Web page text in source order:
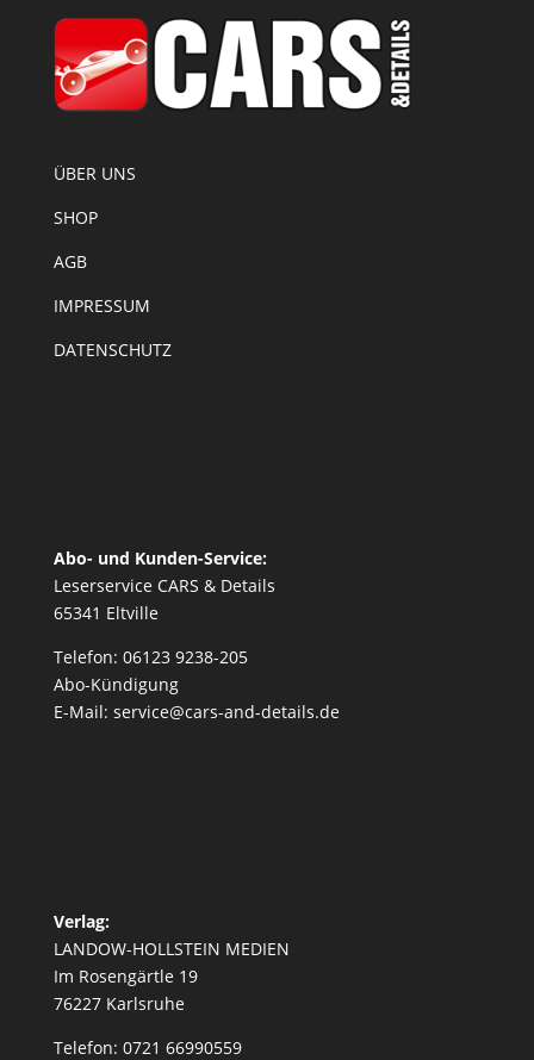
ÜBER UNS
SHOP
AGB
IMPRESSUM
DATENSCHUTZ
Abo- und Kunden-Service:
Leserservice CARS & Details
65341 Eltville
Telefon: 06123 9238-205
Abo-Kündigung
E-Mail: service@cars-and-details.de
Verlag:
LANDOW-HOLLSTEIN MEDIEN
Im Rosengärtle 19
76227 Karlsruhe
Telefon: 0721 66990559